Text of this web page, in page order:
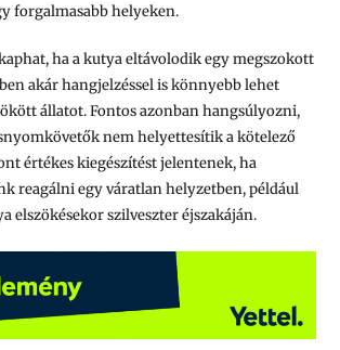
forgalmasabb helyeken.
ha a kutya eltávolodik egy megszokott
akár hangjelzéssel is könnyebb lehet
állatot. Fontos azonban hangsúlyozni,
nem helyettesítik a kötelező
értékes kiegészítést jelentenek, ha
reagálni egy váratlan helyzetben, például
elszökésekor szilveszter éjszakáján.